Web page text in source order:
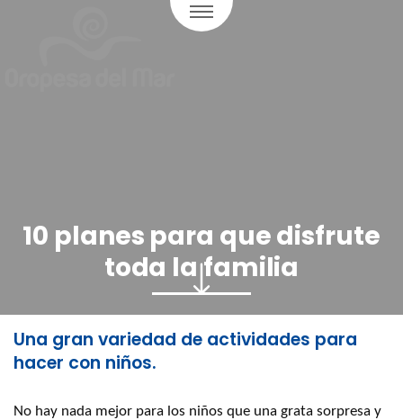
10 planes para que disfrute
toda la familia
Una gran variedad de actividades para
hacer con niños.
No hay nada mejor para los niños que una grata sorpresa y